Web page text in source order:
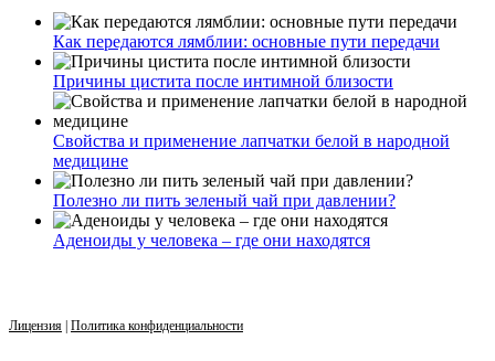
Как передаются лямблии: основные пути передачи
Причины цистита после интимной близости
Свойства и применение лапчатки белой в народной
медицине
Полезно ли пить зеленый чай при давлении?
Аденоиды у человека – где они находятся
Лицензия Политика конфиденциальности